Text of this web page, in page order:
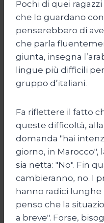
Pochi di quei ragazzi
che lo guardano
penserebbero di
che parla
giunta, insegna
lingue più difficili
gruppo d’italiani.
Fa riflettere il fatto
queste difficoltà, alla
domanda "hai
giorno, in Marocco",
sia netta: "No". Fin
cambieranno, no. I
hanno radici
penso che la
a breve". Forse,